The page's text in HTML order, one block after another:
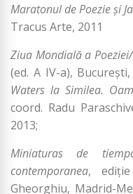
Maratonul de Poezie și
Tracus Arte, 2011
Ziua Mondială a
(ed. A IV-a),
Waters la Similea.
coord. Radu
2013;
Miniaturas de
contemporanea,
Gheorghiu, Madrid-